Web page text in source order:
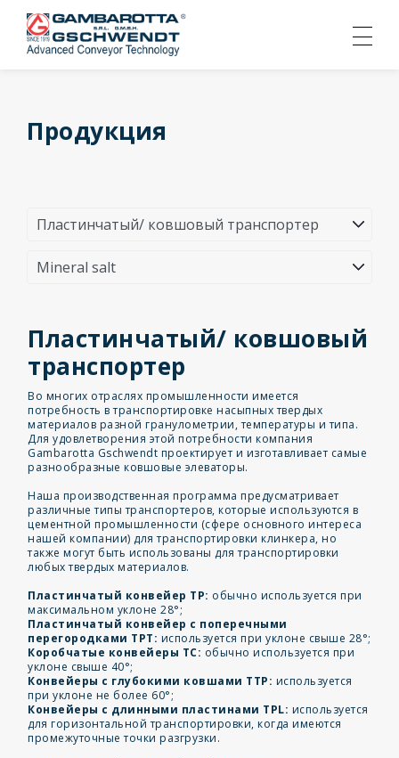
Продукция
Пластинчатый/ ковшовый
транспортер
Во многих отраслях промышленности имеется
потребность в транспортировке насыпных твердых
материалов разной гранулометрии, температуры и типа.
Для удовлетворения этой потребности компания
Gambarotta Gschwendt проектирует и изготавливает самые
разнообразные ковшовые элеваторы.
Наша производственная программа предусматривает
различные типы транспортеров, которые используются в
цементной промышленности (сфере основного интереса
нашей компании) для транспортировки клинкера, но
также могут быть использованы для транспортировки
любых твердых материалов.
Пластинчатый конвейер TP: обычно используется при
максимальном уклоне 28°;
Пластинчатый конвейер с поперечными
перегородками TPT: используется при уклоне свыше 28°;
Коробчатые конвейеры TC: обычно используется при
уклоне свыше 40°;
Конвейеры с глубокими ковшами TTP: используется
при уклоне не более 60°;
Конвейеры с длинными пластинами TPL: используется
для горизонтальной транспортировки, когда имеются
промежуточные точки разгрузки.